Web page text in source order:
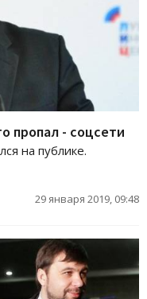
пропал - соцсети
на публике.
29 января 2019, 09:48